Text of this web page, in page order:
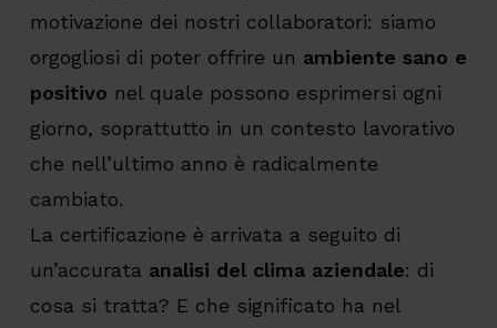
motivazione dei nostri collaboratori: siamo
orgogliosi di poter offrire un ambiente sano e
positivo nel quale possono esprimersi ogni
giorno, soprattutto in un contesto lavorativo
che nell’ultimo anno è radicalmente
cambiato.
La certificazione è arrivata a seguito di
un’accurata analisi del clima aziendale: di
cosa si tratta? E che significato ha nel